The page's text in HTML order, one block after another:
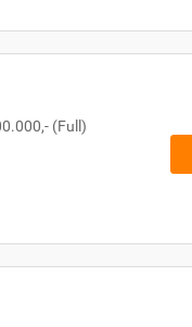
(Full)